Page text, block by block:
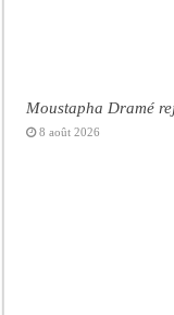
Moustapha Dramé
8 août 2026